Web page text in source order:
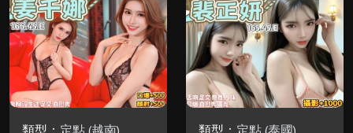
類型： 定點 (越南)
類型： 定點 (泰國)